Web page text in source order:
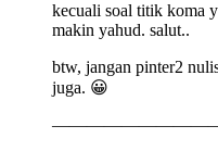
kecuali soal titik koma
makin yahud. salut..
btw, jangan pinter2
juga. 😀